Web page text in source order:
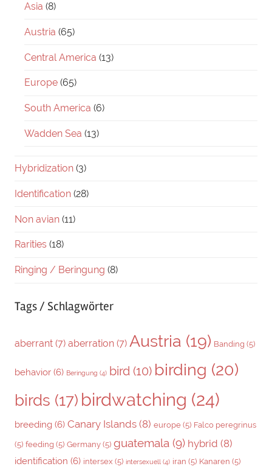
Asia (8)
Austria (65)
Central America (13)
Europe (65)
South America (6)
Wadden Sea (13)
Hybridization (3)
Identification (28)
Non avian (11)
Rarities (18)
Ringing / Beringung (8)
Tags / Schlagwörter
aberrant (7) aberration (7) Austria (19) Banding (5)
behavior (6) Beringung (4) bird (10) birding (20)
birds (17) birdwatching (24)
breeding (6) Canary Islands (8) europe (5) Falco peregrinus
(5) feeding (5) Germany (5) guatemala (9) hybrid (8)
identification (6) intersex (5) intersexuell (4) iran (5) Kanaren (5)